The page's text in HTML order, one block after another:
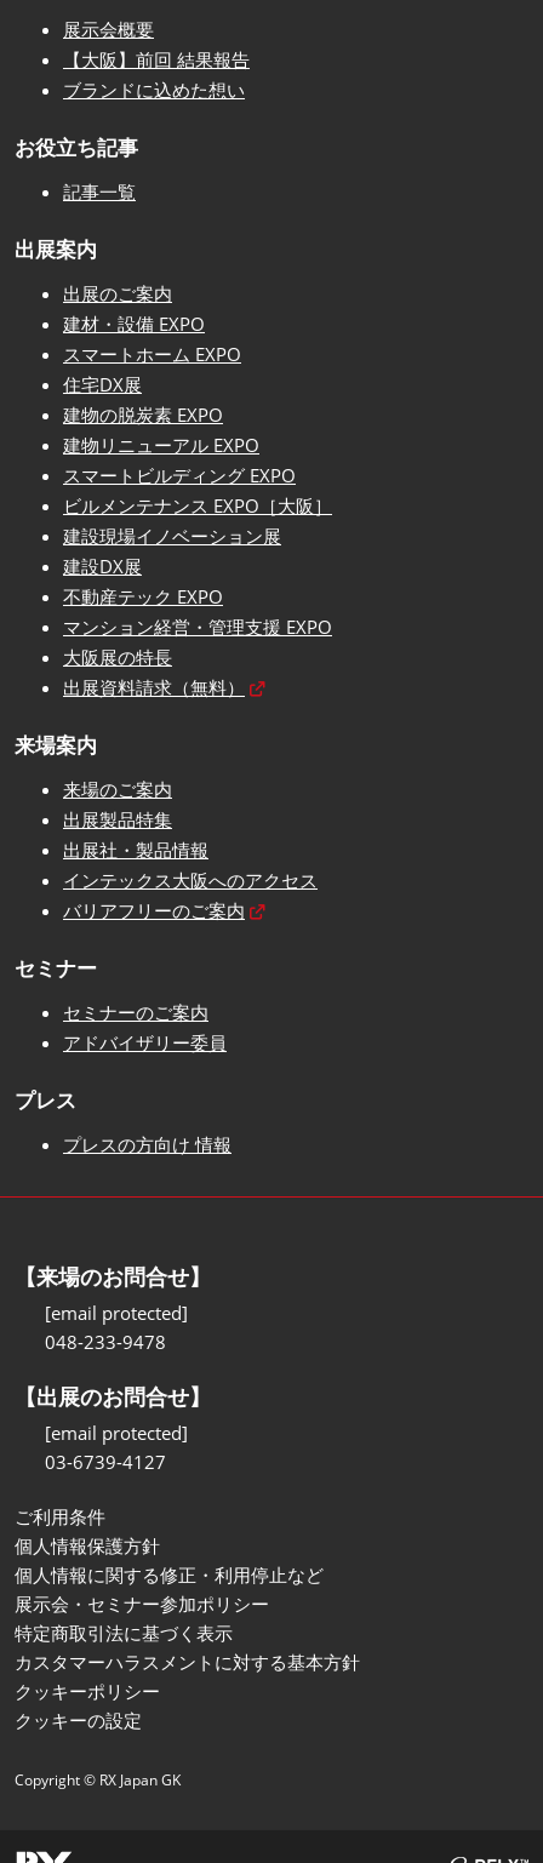
展示会概要
【大阪】前回 結果報告
ブランドに込めた想い
お役立ち記事
記事一覧
出展案内
出展のご案内
建材・設備 EXPO
スマートホーム EXPO
住宅DX展
建物の脱炭素 EXPO
建物リニューアル EXPO
スマートビルディング EXPO
ビルメンテナンス EXPO［大阪］
建設現場イノベーション展
建設DX展
不動産テック EXPO
マンション経営・管理支援 EXPO
大阪展の特長
出展資料請求（無料）
来場案内
来場のご案内
出展製品特集
出展社・製品情報
インテックス大阪へのアクセス
バリアフリーのご案内
セミナー
セミナーのご案内
アドバイザリー委員
プレス
プレスの方向け 情報
【来場のお問合せ】
[email protected]
048-233-9478
【出展のお問合せ】
[email protected]
03-6739-4127
ご利用条件
個人情報保護方針
個人情報に関する修正・利用停止など
展示会・セミナー参加ポリシー
特定商取引法に基づく表示
カスタマーハラスメントに対する基本方針
クッキーポリシー
クッキーの設定
Copyright © RX Japan GK